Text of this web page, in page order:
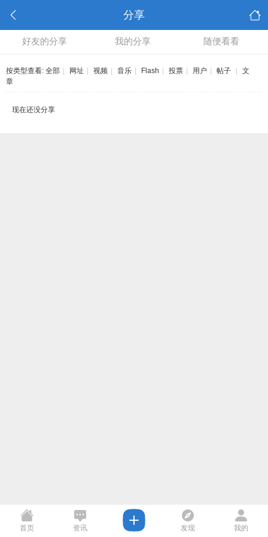
分享
好友的分享 我的分享 随便看看
按类型查看: 全部 网址 视频 音乐 Flash 投票 用户 帖子
文
章
现在还没分享
首页 资讯 发现 我的